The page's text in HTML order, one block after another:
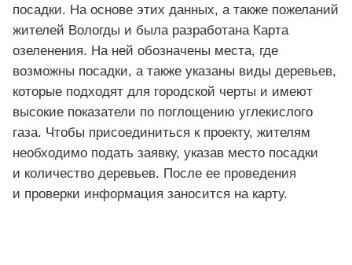
посадки. На основе этих данных, а также пожеланий
жителей Вологды и была разработана Карта
озеленения. На ней обозначены места, где
возможны посадки, а также указаны виды деревьев,
которые подходят для городской черты и имеют
высокие показатели по поглощению углекислого
газа. Чтобы присоединиться к проекту, жителям
необходимо подать заявку, указав место посадки
и количество деревьев. После ее проведения
и проверки информация заносится на карту.